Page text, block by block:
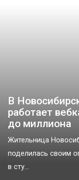
В
работает
до миллиона
Жительница
поделилась своим
в сту...